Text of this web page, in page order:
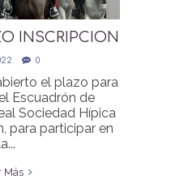
INSCRIPCION
LANCEROS
2023
0
el plazo para
Escuadrón de
Sociedad Hípica
para participar en
Más